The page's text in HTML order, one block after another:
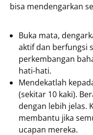
bisa mendengarkan
Buka mata,
aktif dan berfungsi
perkembangan
hati-hati.
Mendekatlah
(sekitar 10 kaki).
dengan lebih jelas.
membantu jika
ucapan mereka.